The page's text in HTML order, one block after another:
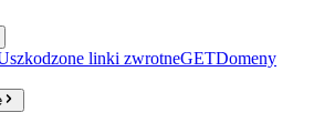
linki zwrotneGETDomeny